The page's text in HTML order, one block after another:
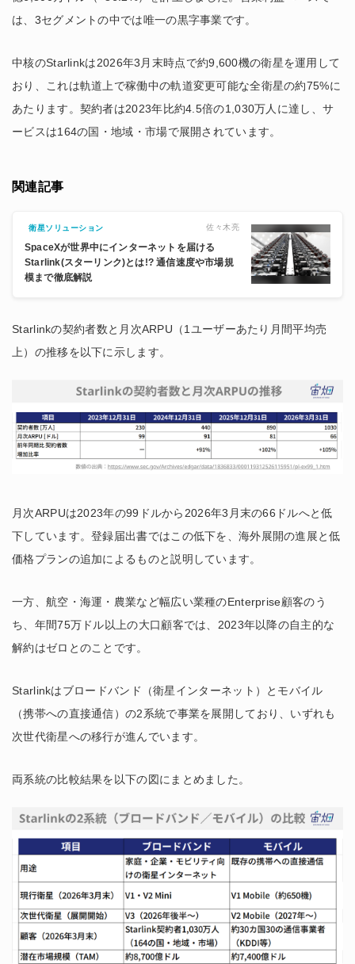
は、3セグメントの中では唯一の黒字事業です。
中核のStarlinkは2026年3月末時点で約9,600機の衛星を運用して
おり、これは軌道上で稼働中の軌道変更可能な全衛星の約75%に
あたります。契約者は2023年比約4.5倍の1,030万人に達し、サ
ービスは164の国・地域・市場で展開されています。
関連記事
衛星ソリューション 佐々木亮
SpaceXが世界中にインターネットを届ける
Starlink(スターリンク)とは!? 通信速度や市場規
模まで徹底解説
Starlinkの契約者数と月次ARPU（1ユーザーあたり月間平均売
上）の推移を以下に示します。
月次ARPUは2023年の99ドルから2026年3月末の66ドルへと低
下しています。登録届出書ではこの低下を、海外展開の進展と低
価格プランの追加によるものと説明しています。
一方、航空・海運・農業など幅広い業種のEnterprise顧客のう
ち、年間75万ドル以上の大口顧客では、2023年以降の自主的な
解約はゼロとのことです。
Starlinkはブロードバンド（衛星インターネット）とモバイル
（携帯への直接通信）の2系統で事業を展開しており、いずれも
次世代衛星への移行が進んでいます。
両系統の比較結果を以下の図にまとめました。